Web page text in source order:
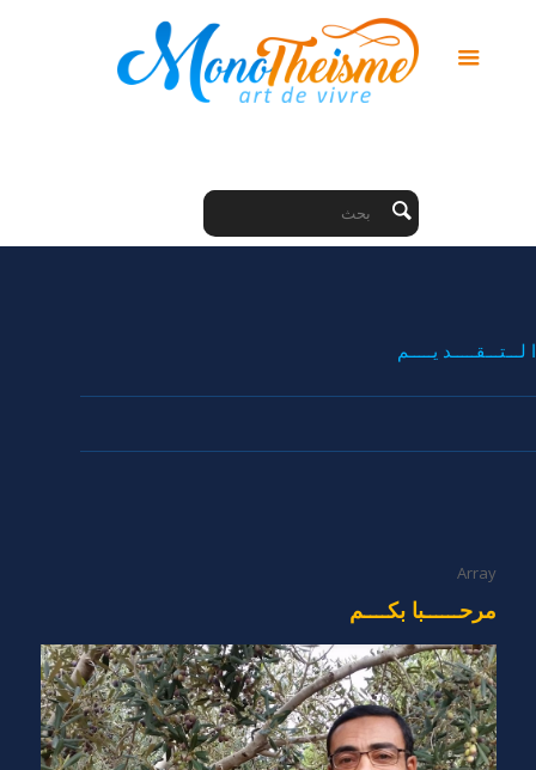
ا لـــتـــقـــــد يـــــم
Array
مرحــــــبا بكــــم